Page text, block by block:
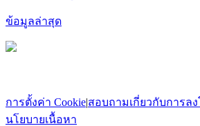
ข้อมูลล่าสุด
การตั้งค่า Cookie|สอบถามเกี่ยวกับการล
นโยบายเนื้อหา